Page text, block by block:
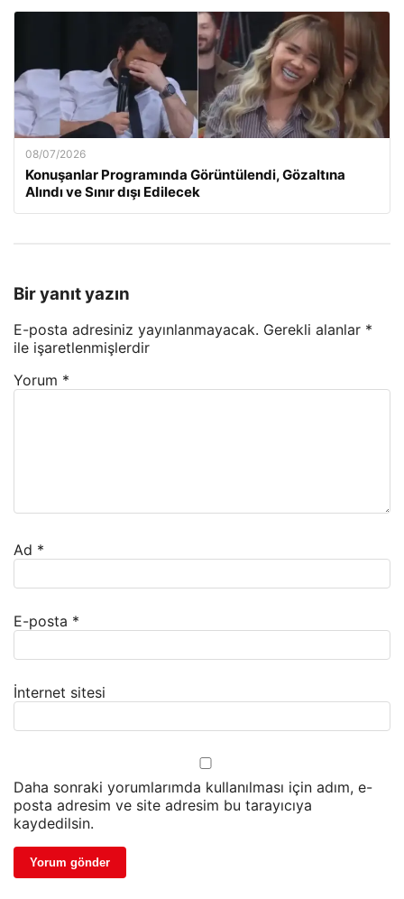
08/07/2026
Konuşanlar Programında Görüntülendi, Gözaltına
Alındı ve Sınır dışı Edilecek
Bir yanıt yazın
E-posta adresiniz yayınlanmayacak. Gerekli alanlar *
ile işaretlenmişlerdir
Yorum *
Ad *
E-posta *
İnternet sitesi
Daha sonraki yorumlarımda kullanılması için adım, e-
posta adresim ve site adresim bu tarayıcıya
kaydedilsin.